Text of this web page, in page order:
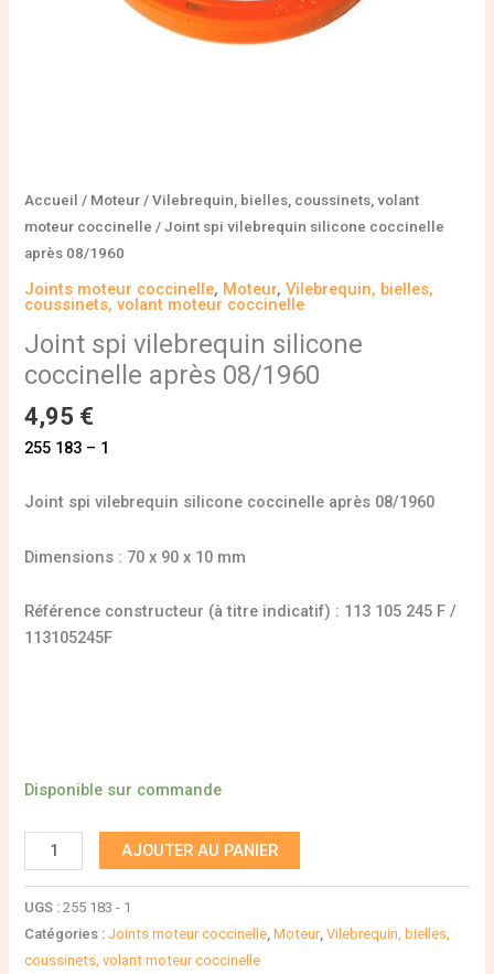
Accueil / Moteur /Vilebrequin, bielles, coussinets, volant
moteur coccinelle / Joint spi vilebrequin silicone coccinelle
après 08/1960
Joints moteur coccinelle, Moteur,Vilebrequin, bielles,
coussinets, volant moteur coccinelle
Joint spi vilebrequin silicone
coccinelle après 08/1960
4,95 €
255 183 – 1
Joint spi vilebrequin silicone coccinelle après 08/1960
Dimensions : 70 x 90 x 10 mm
Référence constructeur (à titre indicatif) : 113 105 245 F /
113105245F
Disponible sur commande
AJOUTER AU PANIER
UGS :255 183 - 1
Catégories :Joints moteur coccinelle ,Moteur,Vilebrequin, bielles,
coussinets, volant moteur coccinelle